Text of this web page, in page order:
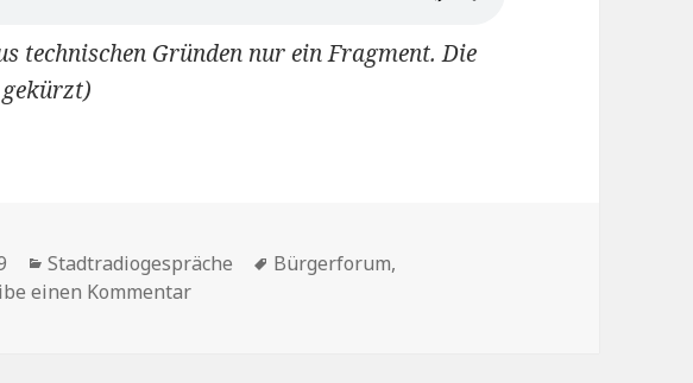
technischen Gründen nur ein Fragment. Die
Kategorien
Stadtradiogespräche Schlagwörter
Bürgerforum,
einen Kommentarzu Radio Lotte zum Geburtstag -Vier aus der Gruppe